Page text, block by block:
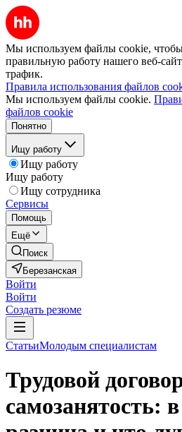
Мы используем файлы cookie, чтобы
правильную работу нашего веб-
трафик.
Правила использования файлов
Мы используем файлы cookie.
файлов cookie
Понятно
Ищу работу
Ищу работу
Ищу работу
Ищу сотрудника
Сервисы
Помощь
Ещё
Поиск
Березанская
Войти
Войти
Создать резюме
СтатьиМолодым специалистам
Трудовой
самозанятость: